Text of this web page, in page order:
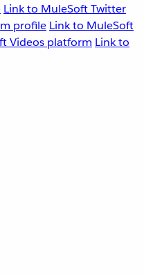
Link to MuleSoft Twitter
profile Link to MuleSoft
Videos platform Link to